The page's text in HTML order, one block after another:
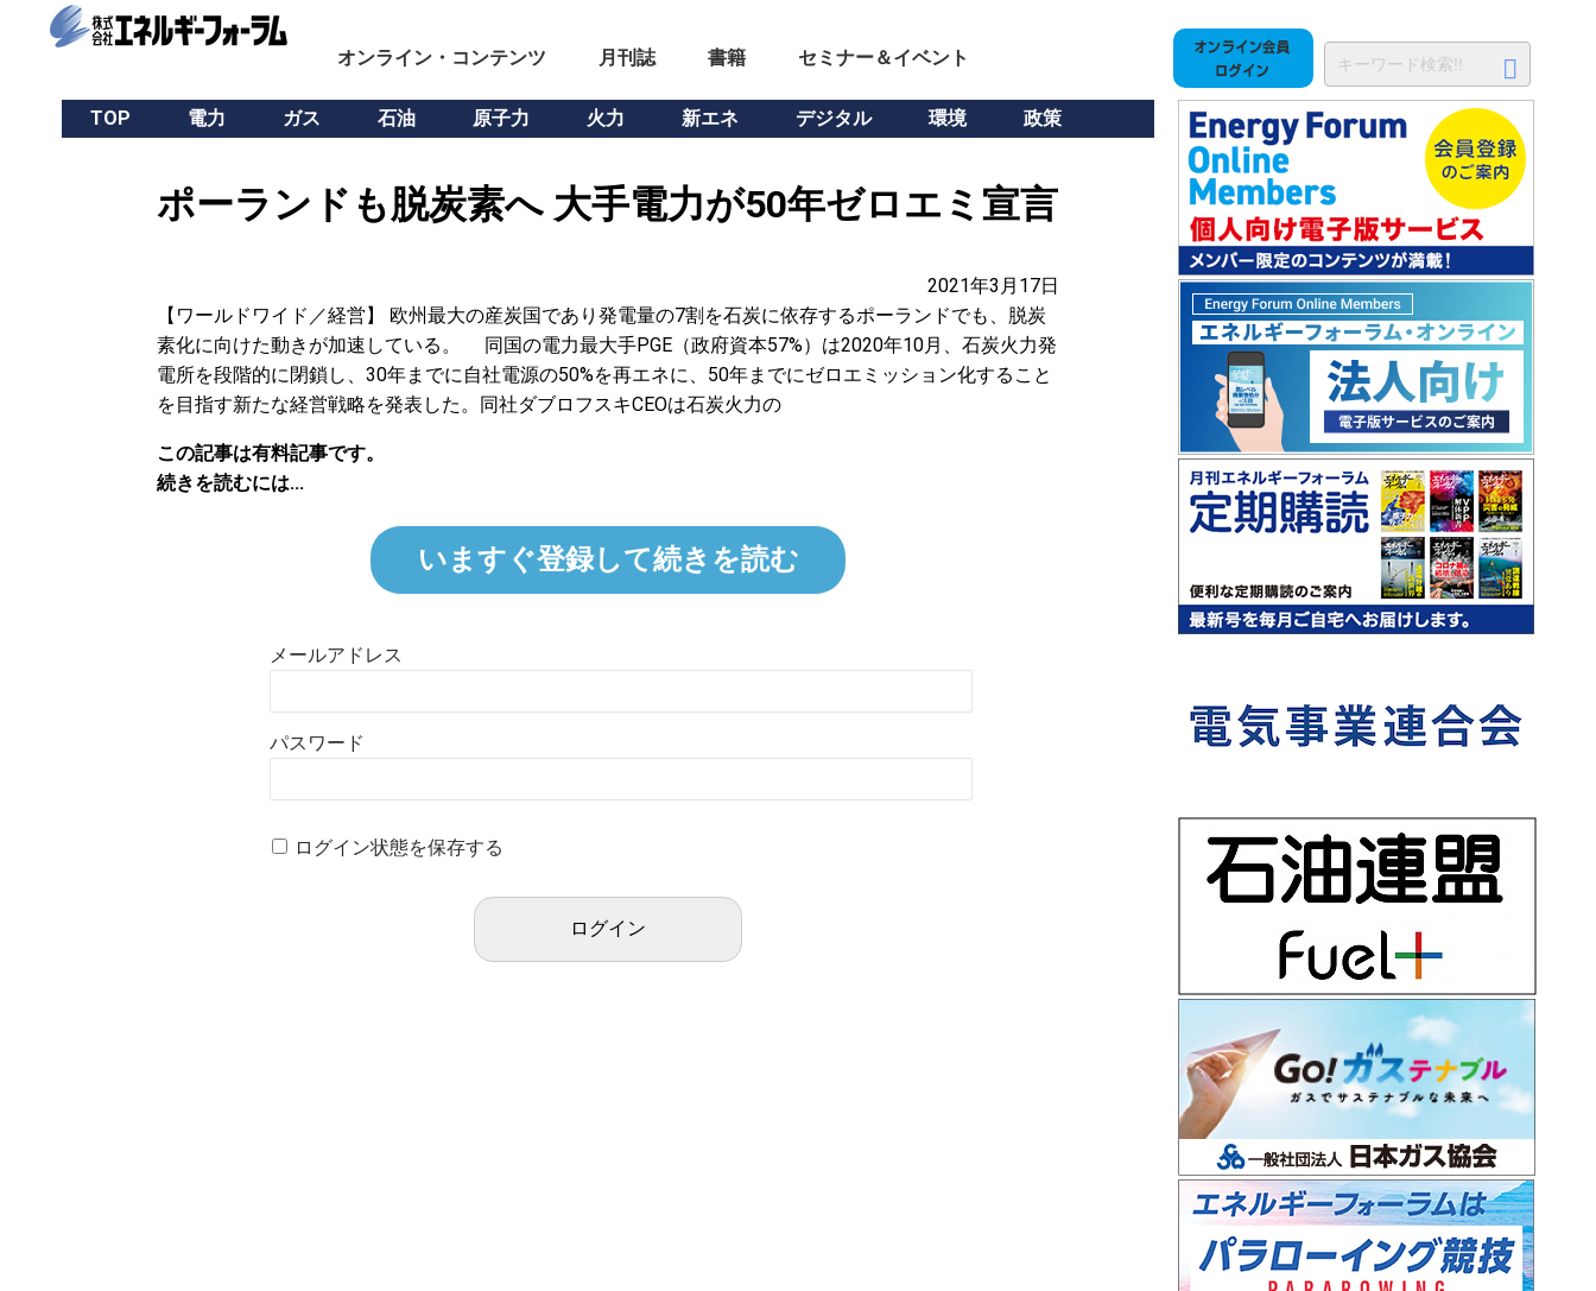
オンライン・コンテンツ 月刊誌 書籍 セミナー＆イベント
TOP 電力 ガス 石油 原子力 火力 新エネ デジタル 環境 政策
ポーランドも脱炭素へ 大手電力が50年ゼロエミ宣言
2021年3月17日
【ワールドワイド／経営】 欧州最大の産炭国であり発電量の7割を石炭に依存するポーランドでも、脱炭
素化に向けた動きが加速している。 同国の電力最大手PGE（政府資本57%）は2020年10月、石炭火力発
電所を段階的に閉鎖し、30年までに自社電源の50%を再エネに、50年までにゼロエミッション化すること
を目指す新たな経営戦略を発表した。同社ダブロフスキCEOは石炭火力の
この記事は有料記事です。
続きを読むには...
いますぐ登録して続きを読む
メールアドレス
パスワード
ログイン状態を保存する